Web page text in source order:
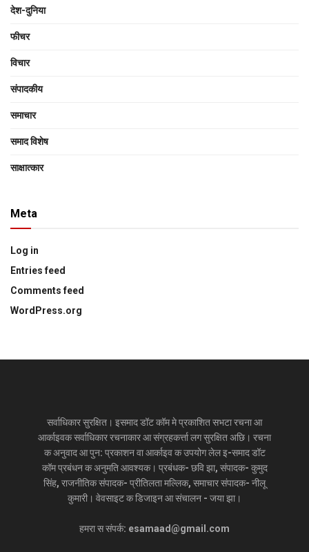
देश-दुनिया
फीचर
विचार
संपादकीय
समाचार
समाद विशेष
साक्षात्‍कार
Meta
Log in
Entries feed
Comments feed
WordPress.org
सर्वाधिकार सुरक्षित। इसमाद डॉट कॉम मे प्रकाशित सभटा रचना आ
आर्काइवक सर्वाधिकार रचनाकार आ संग्रहकर्त्ता लग सुरक्षित अछि। रचना
क अनुवाद आ पुन: प्रकाशन वा आर्काइव क उपयोग लेल इ-समाद डॉट
कॉम प्रबंधन क अनुमति आवश्यक। प्रबंधक- छवि झा, संपादक- कुमुद
सिंह, राजनीतिक संपादक- प्रीतिलता मल्लिक, समाचार संपादक- नीलू
कुमारी। वेवसाइट क डिजाइन आ संचालन - जया झा।
हमरा स संपर्क: esamaad@gmail.com